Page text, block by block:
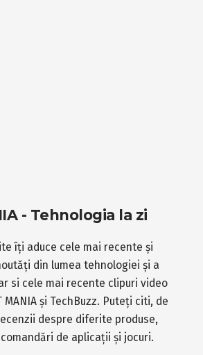
- Tehnologia la zi
îți aduce cele mai recente și
din lumea tehnologiei și a
si cele mai recente clipuri video
și TechBuzz. Puteți citi, de
despre diferite produse,
de aplicații și jocuri.